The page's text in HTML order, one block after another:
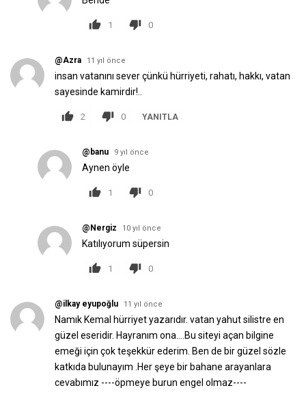
1 0
@Azra 11 yıl önce
insan vatanını sever çünkü hürriyeti, rahatı, hakkı, vatan
sayesinde kamirdir!..
2 0 YANITLA
@banu 9 yıl önce
Aynen öyle
1 0
@Nergiz 10 yıl önce
Katılıyorum süpersin
1 0
@ilkay eyupoğlu 11 yıl önce
Namık Kemal hürriyet yazarıdır. vatan yahut silistre en
güzel eseridir. Hayranım ona....Bu siteyi açan bilgine
emeği için çok teşekkür ederim. Ben de bir güzel sözle
katkıda bulunayım .Her şeye bir bahane arayanlara
cevabımız ----öpmeye burun engel olmaz----